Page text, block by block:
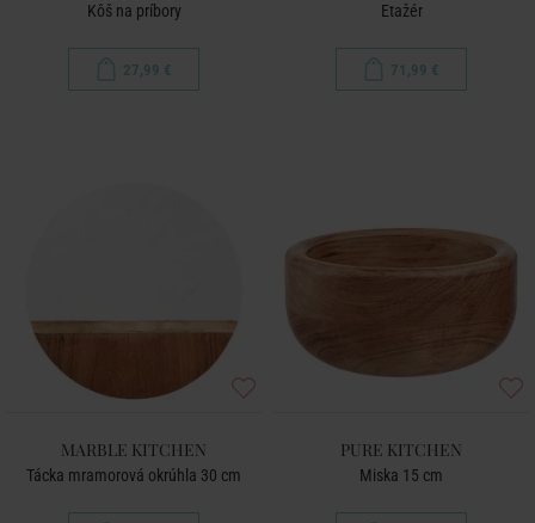
Kôš na príbory
27,99 €
Etažér
71,99 €
MARBLE KITCHEN
Tácka mramorová okrúhla 30 cm
PURE KITCHEN
Miska 15 cm